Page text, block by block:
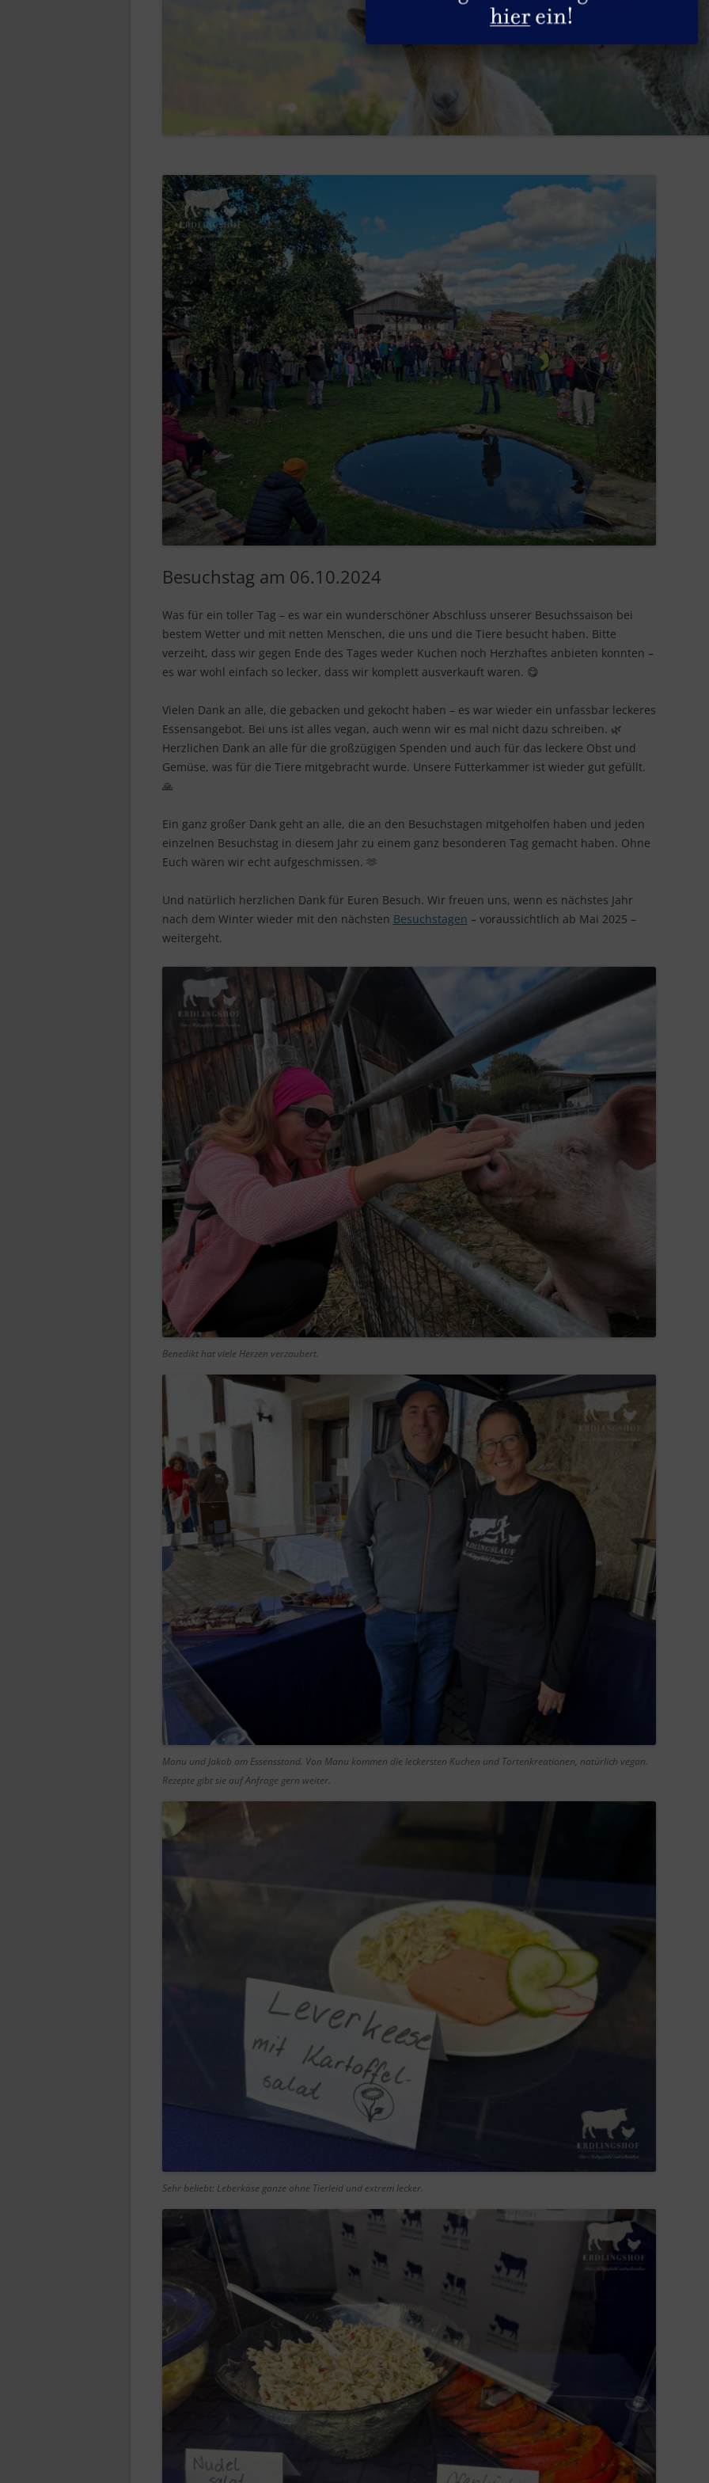
DIE KANINCHEN
DIE KATZEN
DIE RINDER
DIE SCHAFE
DIE SCHWEINE
DIE ZIEGEN
IN LIEBEVOLLER ERINNERUNG
GESUNDHEITLICHE ASPEKTE
STELLENANGEBOTE
Besuchstag am 06.10.2024
Was für ein toller Tag – es war ein wunderschöner Abschluss unserer Besuchssaison bei
bestem Wetter und mit netten Menschen, die uns und die Tiere besucht haben. Bitte
verzeiht, dass wir gegen Ende des Tages weder Kuchen noch Herzhaftes anbieten konnten –
es war wohl einfach so lecker, dass wir komplett ausverkauft waren. 😋
Vielen Dank an alle, die gebacken und gekocht haben – es war wieder ein unfassbar leckeres
Essensangebot. Bei uns ist alles vegan, auch wenn wir es mal nicht dazu schreiben. 🌿
Herzlichen Dank an alle für die großzügigen Spenden und auch für das leckere Obst und
Gemüse, was für die Tiere mitgebracht wurde. Unsere Futterkammer ist wieder gut gefüllt.
🙏
Ein ganz großer Dank geht an alle, die an den Besuchstagen mitgeholfen haben und jeden
einzelnen Besuchstag in diesem Jahr zu einem ganz besonderen Tag gemacht haben. Ohne
Euch wären wir echt aufgeschmissen. 🫶
Und natürlich herzlichen Dank für Euren Besuch. Wir freuen uns, wenn es nächstes Jahr
nach dem Winter wieder mit den nächsten Besuchstagen – voraussichtlich ab Mai 2025 –
weitergeht.
Benedikt hat viele Herzen verzaubert.
Manu und Jakob am Essensstand. Von Manu kommen die leckersten Kuchen und Tortenkreationen, natürlich vegan.
Rezepte gibt sie auf Anfrage gern weiter.
Sehr beliebt: Leberkäse ganze ohne Tierleid und extrem lecker.